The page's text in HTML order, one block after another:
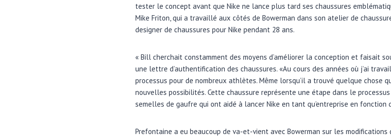
tester le concept avant que Nike ne lance plus tard ses chaussures
Mike Friton, qui a travaillé aux côtés de Bowerman dans son atelier de
designer de chaussures pour Nike pendant 28 ans.
« Bill cherchait constamment des moyens d’améliorer la conception et faisait
une lettre d’authentification des chaussures. «Au cours des années où j’ai
processus pour de nombreux athlètes. Même lorsqu’il a trouvé quelque chose
nouvelles possibilités. Cette chaussure représente une étape dans le
semelles de gaufre qui ont aidé à lancer Nike en tant qu’entreprise en fonction
Prefontaine a eu beaucoup de va-et-vient avec Bowerman sur les modifications